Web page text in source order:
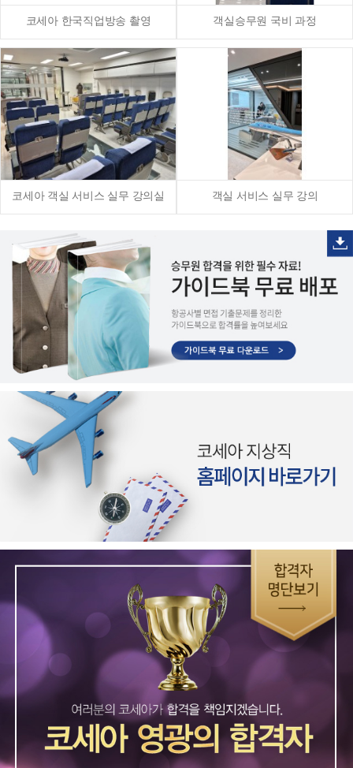
코세아 한국직업방송 촬영 객실승무원 국비 과정
코세아 객실 서비스 실무 강의실 객실 서비스 실무 강의